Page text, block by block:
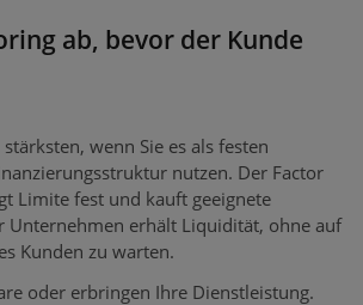
ab, bevor der Kunde
wenn Sie es als festen
nutzen. Der Factor
Limite fest und kauft geeignete
Unternehmen erhält Liquidität, ohne auf
Kunden zu warten.
oder erbringen Ihre Dienstleistung.